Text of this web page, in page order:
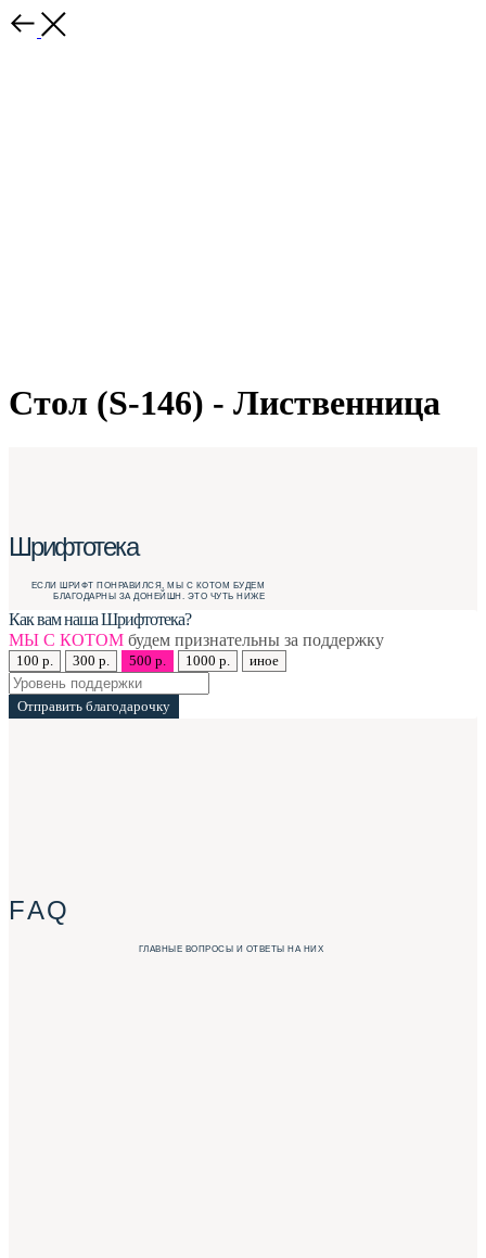
Стол (S-146) - Лиственница
Шрифтотека
ЕСЛИ ШРИФТ ПОНРАВИЛСЯ, МЫ С КОТОМ БУДЕМ
БЛАГОДАРНЫ ЗА ДОНЕЙШН. ЭТО ЧУТЬ НИЖЕ
Как вам наша Шрифтотека?
МЫ С КОТОМ будем признательны за поддержку
100 р. 300 р. 500 р. 1000 р. иное
Отправить благодарочку
F A Q
ГЛАВНЫЕ ВОПРОСЫ И ОТВЕТЫ НА НИХ